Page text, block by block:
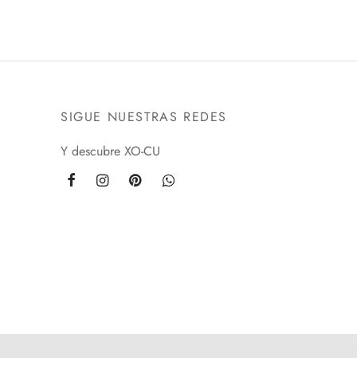
SIGUE NUESTRAS REDES
Y descubre XO-CU